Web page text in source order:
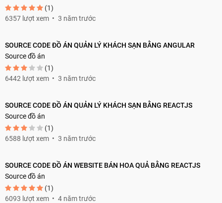
(1)
6357 lượt xem
3 năm trước
SOURCE CODE ĐỒ ÁN QUẢN LÝ KHÁCH SẠN BẰNG ANGULAR
Source đồ án
(1)
6442 lượt xem
3 năm trước
SOURCE CODE ĐỒ ÁN QUẢN LÝ KHÁCH SẠN BẰNG REACTJS
Source đồ án
(1)
6588 lượt xem
3 năm trước
SOURCE CODE ĐỒ ÁN WEBSITE BÁN HOA QUẢ BẰNG REACTJS
Source đồ án
(1)
6093 lượt xem
4 năm trước